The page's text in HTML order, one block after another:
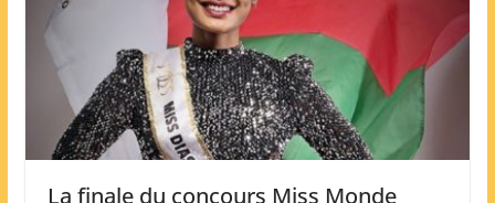
La finale du concours Miss Monde